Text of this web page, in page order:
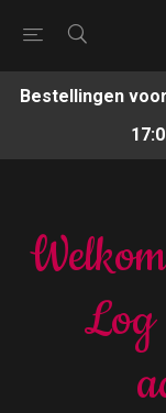
Bestellingen
Log